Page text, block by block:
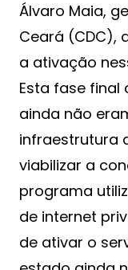
Álvaro Maia,
Ceará (CDC),
a ativação
Esta fase
ainda não
infraestrutura
viabilizar a
programa
de internet
de ativar o